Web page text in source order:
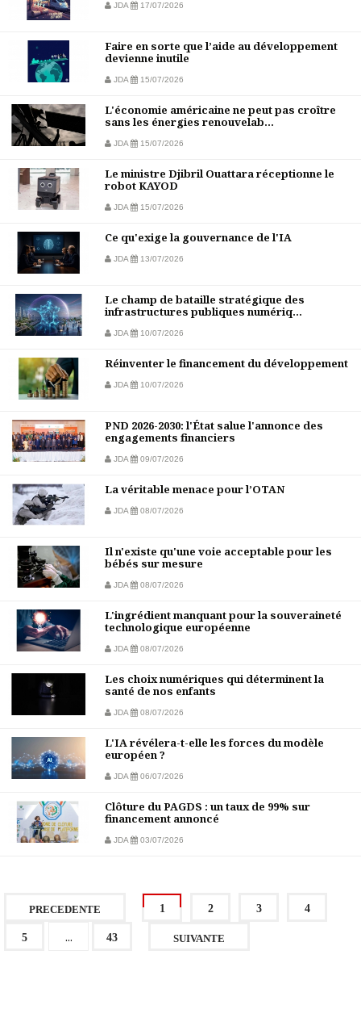
JDA 17/07/2026
Faire en sorte que l’aide au développement
devienne inutile
JDA 15/07/2026
L'économie américaine ne peut pas croître
sans les énergies renouvelab...
JDA 15/07/2026
Le ministre Djibril Ouattara réceptionne le
robot KAYOD
JDA 15/07/2026
Ce qu'exige la gouvernance de l'IA
JDA 13/07/2026
Le champ de bataille stratégique des
infrastructures publiques numériq...
JDA 10/07/2026
Réinventer le financement du développement
JDA 10/07/2026
PND 2026-2030: l'État salue l'annonce des
engagements financiers
JDA 09/07/2026
La véritable menace pour l’OTAN
JDA 08/07/2026
Il n'existe qu'une voie acceptable pour les
bébés sur mesure
JDA 08/07/2026
L'ingrédient manquant pour la souveraineté
technologique européenne
JDA 08/07/2026
Les choix numériques qui déterminent la
santé de nos enfants
JDA 08/07/2026
L'IA révélera-t-elle les forces du modèle
européen ?
JDA 06/07/2026
Clôture du PAGDS : un taux de 99% sur
financement annoncé
JDA 03/07/2026
PRECEDENTE 1 2 3 4
5 ... 43 SUIVANTE